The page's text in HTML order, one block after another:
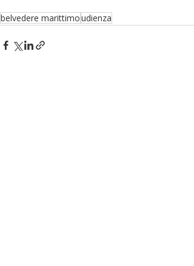
belvedere marittimoudienza